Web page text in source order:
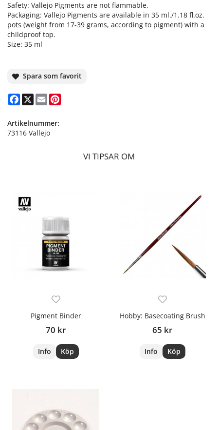
Safety: Vallejo Pigments are not flammable.
Packaging: Vallejo Pigments are available in 35 ml./1.18 fl.oz.
pots (weight from 17-39 grams, according to pigment) with a
childproof top.
Size: 35 ml
Spara som favorit
Facebook
X Email
Artikelnummer:
73116 Vallejo
VI TIPSAR OM
Pigment Binder
70 kr
Info Köp
Hobby: Basecoating Brush
65 kr
Info Köp